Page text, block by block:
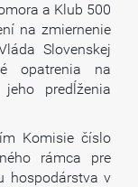
a Klub 500
na zmiernenie
Slovenskej
opatrenia na
predĺženia
Komisie číslo
rámca pre
hospodárstva v